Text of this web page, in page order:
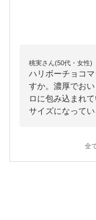
桃実さん(50代・女性)
ハリボーチョコ
すか。濃厚でお
ロに包み込まれ
サイズになって
全